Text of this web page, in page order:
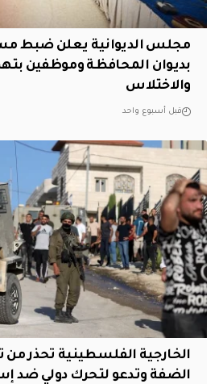
مجلس الديوانية يعلن ضبط
بديوان المحافظة وموظفين
والاختلاس
قبل أسبوع واحد
الخارجية الفلسطينية تحذر من
الضفة وتدعو لتحرك دولي ضد